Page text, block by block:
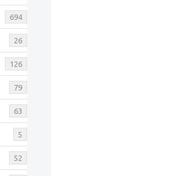
694
26
126
79
63
5
52